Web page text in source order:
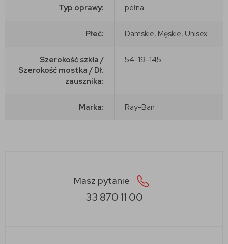
Typ oprawy: pełna
Płeć: Damskie, Męskie, Unisex
Szerokość szkła /
Szerokość mostka / Dł.
zausznika:
54-19-145
Marka: Ray-Ban
Masz pytanie
33 870 11 00